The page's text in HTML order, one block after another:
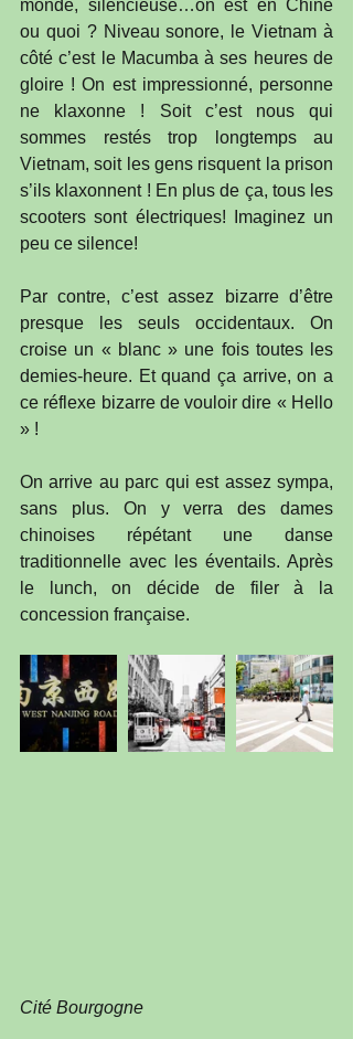
monde, silencieuse…on est en Chine
ou quoi ? Niveau sonore, le Vietnam à
côté c’est le Macumba à ses heures de
gloire ! On est impressionné, personne
ne klaxonne ! Soit c’est nous qui
sommes restés trop longtemps au
Vietnam, soit les gens risquent la prison
s’ils klaxonnent ! En plus de ça, tous les
scooters sont électriques! Imaginez un
peu ce silence!
Par contre, c’est assez bizarre d’être
presque les seuls occidentaux. On
croise un « blanc » une fois toutes les
demies-heure. Et quand ça arrive, on a
ce réflexe bizarre de vouloir dire « Hello
» !
On arrive au parc qui est assez sympa,
sans plus. On y verra des dames
chinoises répétant une danse
traditionnelle avec les éventails. Après
le lunch, on décide de filer à la
concession française.
Cité Bourgogne